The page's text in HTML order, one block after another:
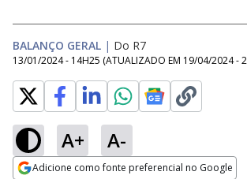
BALANÇO GERAL | Do R7
13/01/2024 - 14H25 (ATUALIZADO EM 19/04/2024 -
A+ A-
Adicione como fonte preferencial no Google